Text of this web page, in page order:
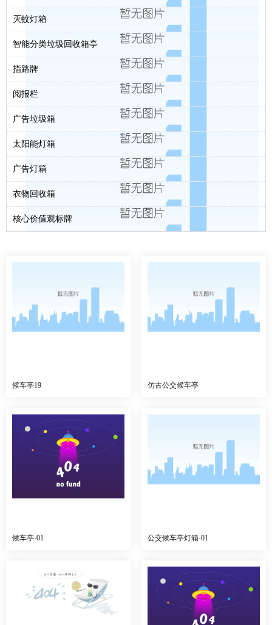
灭蚊灯箱
智能分类垃圾回收箱亭
指路牌
阅报栏
广告垃圾箱
太阳能灯箱
广告灯箱
衣物回收箱
核心价值观标牌
候车亭19 仿古公交候车亭
候车亭-01 公交候车亭灯箱-01